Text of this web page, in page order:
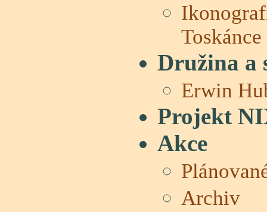
Družina a
Erwin
Projekt
Akce
Archiv